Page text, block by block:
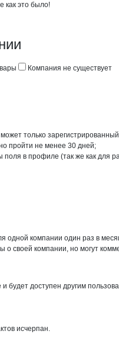
как это было!
о неточностях
Компания не существует
только
пройти не менее 30 дней;
в профиле (так же как для
одной компании один раз в
о своей компании, но могут
будет доступен другим
исчерпан.